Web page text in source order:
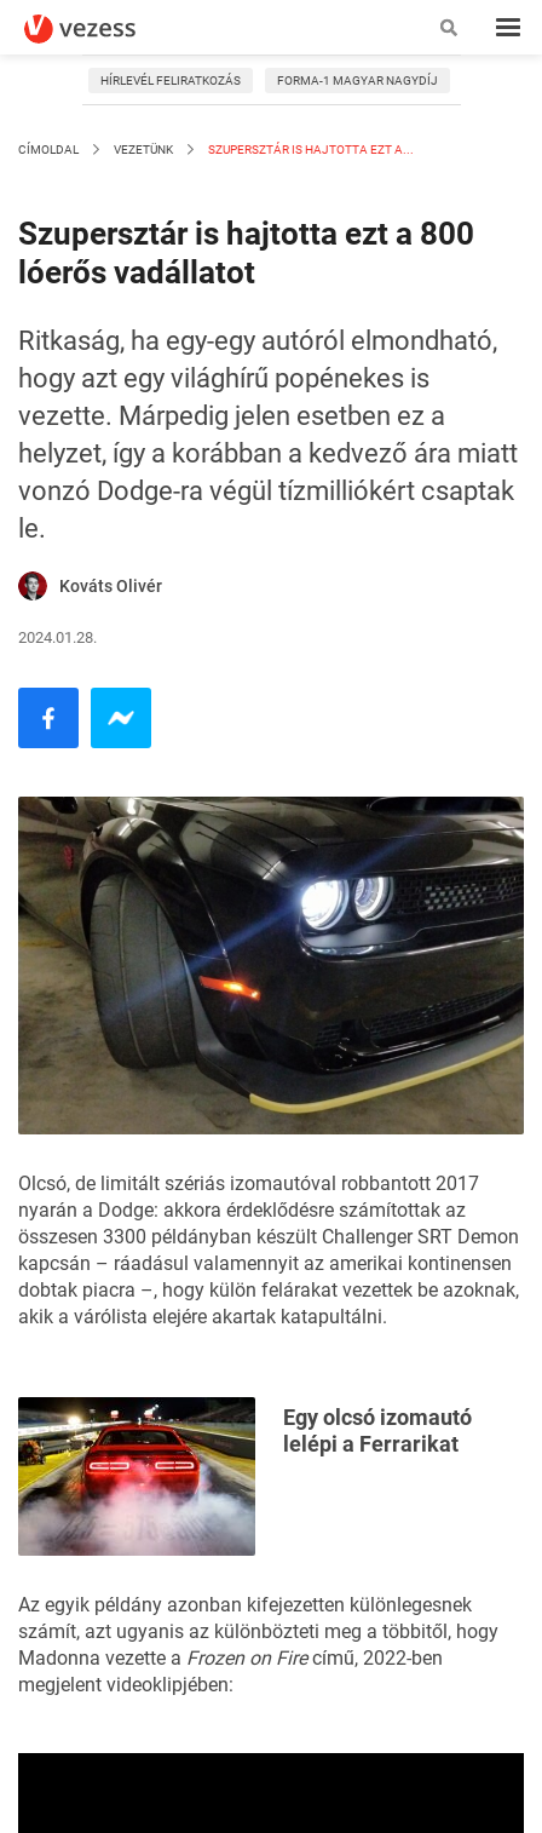
HÍRLEVÉL FELIRATKOZÁS FORMA-1 MAGYAR NAGYDÍJ
CÍMOLDAL VEZETÜNK SZUPERSZTÁR IS HAJTOTTA EZT A...
Szupersztár is hajtotta ezt a 800
lóerős vadállatot
Ritkaság, ha egy-egy autóról elmondható,
hogy azt egy világhírű popénekes is
vezette. Márpedig jelen esetben ez a
helyzet, így a korábban a kedvező ára miatt
vonzó Dodge-ra végül tízmilliókért csaptak
le.
Kováts Olivér
2024.01.28.
Olcsó, de limitált szériás izomautóval robbantott 2017
nyarán a Dodge: akkora érdeklődésre számítottak az
összesen 3300 példányban készült Challenger SRT Demon
kapcsán – ráadásul valamennyit az amerikai kontinensen
dobtak piacra –, hogy külön felárakat vezettek be azoknak,
akik a várólista elejére akartak katapultálni.
Egy olcsó izomautó
lelépi a Ferrarikat
Az egyik példány azonban kifejezetten különlegesnek
számít, azt ugyanis az különbözteti meg a többitől, hogy
Madonna vezette a Frozen on Firecímű, 2022-ben
megjelent videoklipjében: